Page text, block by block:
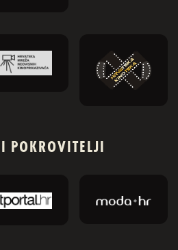
POKROVITELJI